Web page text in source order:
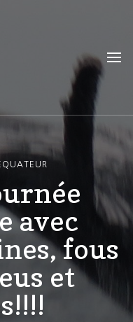
avec
fous
et